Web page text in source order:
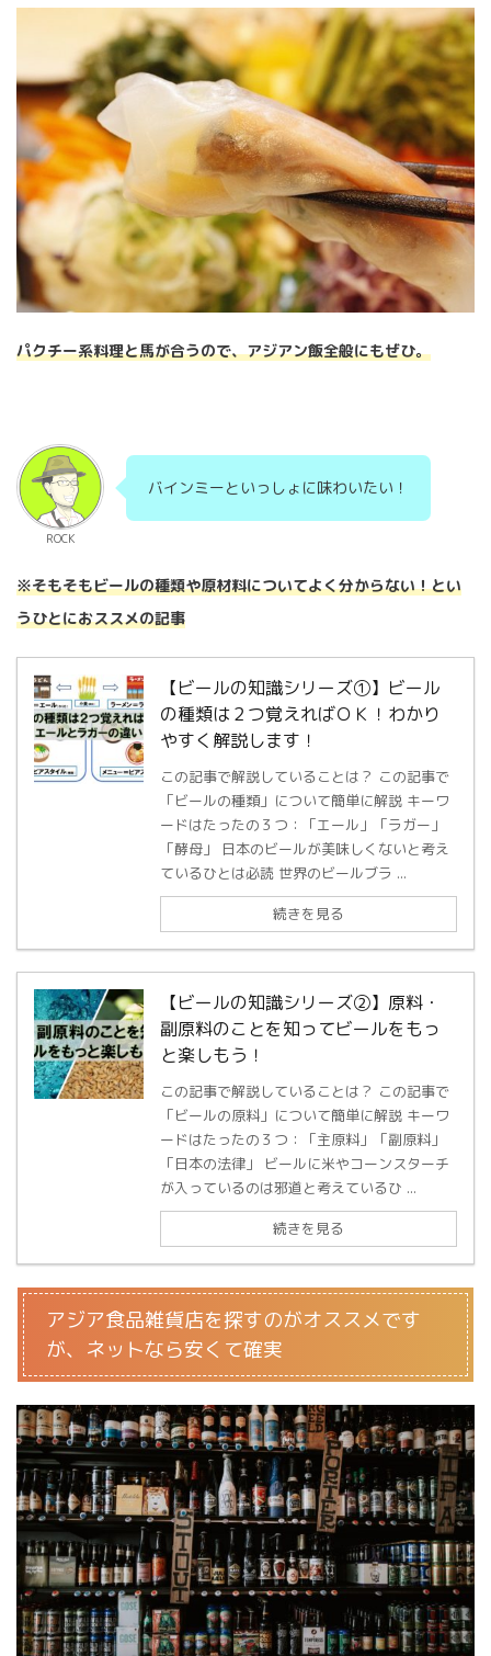
パクチー系料理と馬が合うので、アジアン飯全般にもぜひ。
ROCK
バインミーといっしょに味わいたい！
※そもそもビールの種類や原材料についてよく分からない！とい
うひとにおススメの記事
【ビールの知識シリーズ①】ビール
の種類は２つ覚えればＯＫ！わかり
やすく解説します！
この記事で解説していることは？ この記事で
「ビールの種類」について簡単に解説 キーワ
ードはたったの３つ：「エール」「ラガー」
「酵母」 日本のビールが美味しくないと考え
ているひとは必読 世界のビールブラ ...
続きを見る
【ビールの知識シリーズ②】原料・
副原料のことを知ってビールをもっ
と楽しもう！
この記事で解説していることは？ この記事で
「ビールの原料」について簡単に解説 キーワ
ードはたったの３つ：「主原料」「副原料」
「日本の法律」 ビールに米やコーンスターチ
が入っているのは邪道と考えているひ ...
続きを見る
アジア食品雑貨店を探すのがオススメです
が、ネットなら安くて確実